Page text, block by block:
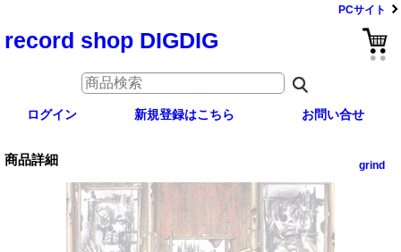
PCサイト
record shop DIGDIG
ログイン 新規登録はこちら お問い合せ
商品詳細 grind